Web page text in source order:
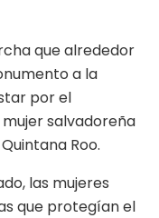
que alrededor
a la
por el
salvadoreña
Roo.
las mujeres
que protegían el